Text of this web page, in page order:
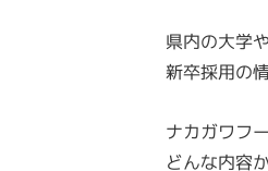
県内の大学
新卒採用の
ナカガワフ
どんな内容